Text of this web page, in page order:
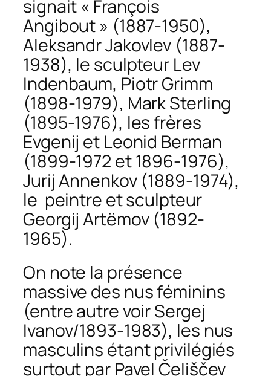
signait « François
Angibout » (1887-1950),
Aleksandr Jakovlev (1887-
1938), le sculpteur Lev
Indenbaum, Piotr Grimm
(1898-1979), Mark Sterling
(1895-1976), les frères
Evgenij et Leonid Berman
(1899-1972 et 1896-1976),
Jurij Annenkov (1889-1974),
le peintre et sculpteur
Georgij Artëmov (1892-
1965).
On note la présence
massive des nus féminins
(entre autre voir Sergej
Ivanov/1893-1983), les nus
masculins étant privilégiés
surtout par Pavel Čeliščev